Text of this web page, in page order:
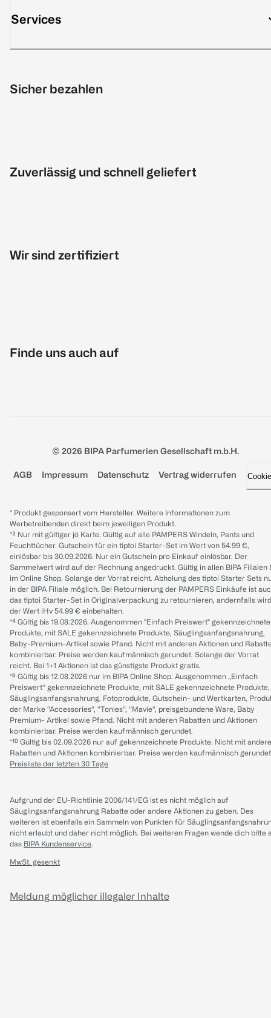
Services
Sicher bezahlen
Zuverlässig und schnell geliefert
Wir sind zertifiziert
Finde uns auch auf
© 2026 BIPA Parfumerien Gesellschaft m.b.H.
AGB Impressum Datenschutz Vertrag widerrufen
* Produkt gesponsert vom Hersteller. Weitere Informationen zum
Werbetreibenden direkt beim jeweiligen Produkt.
*³ Nur mit gültiger jö Karte. Gültig auf alle PAMPERS Windeln, Pants und
Feuchttücher. Gutschein für ein tiptoi Starter-Set im Wert von 54.99 €,
einlösbar bis 30.09.2026. Nur ein Gutschein pro Einkauf einlösbar. Der
Sammelwert wird auf der Rechnung angedruckt. Gültig in allen BIPA Filialen
im Online Shop. Solange der Vorrat reicht. Abholung des tiptoi Starter Sets
in der BIPA Filiale möglich. Bei Retournierung der PAMPERS Einkäufe ist
das tiptoi Starter-Set in Originalverpackung zu retournieren, andernfalls wird
der Wert iHv 54.99 € einbehalten.
*⁴ Gültig bis 19.08.2026. Ausgenommen "Einfach Preiswert" gekennzeichnete
Produkte, mit SALE gekennzeichnete Produkte, Säuglingsanfangsnahrung,
Baby-Premium-Artikel sowie Pfand. Nicht mit anderen Aktionen und
kombinierbar. Preise werden kaufmännisch gerundet. Solange der Vorrat
reicht. Bei 1+1 Aktionen ist das günstigste Produkt gratis.
*⁸ Gültig bis 12.08.2026 nur im BIPA Online Shop. Ausgenommen „Einfach
Preiswert“ gekennzeichnete Produkte, mit SALE gekennzeichnete Produkte,
Säuglingsanfangsnahrung, Fotoprodukte, Gutschein- und Wertkarten,
der Marke “Accessories“, “Tonies“, “Mavie“, preisgebundene Ware, Baby
Premium- Artikel sowie Pfand. Nicht mit anderen Rabatten und Aktionen
kombinierbar. Preise werden kaufmännisch gerundet.
*¹⁰ Gültig bis 02.09.2026 nur auf gekennzeichnete Produkte. Nicht mit
Rabatten und Aktionen kombinierbar. Preise werden kaufmännisch
Preisliste der letzten 30 Tage
Aufgrund der EU-Richtlinie 2006/141/EG ist es nicht möglich auf
Säuglingsanfangsnahrung Rabatte oder andere Aktionen zu geben. Des
weiteren ist ebenfalls ein Sammeln von Punkten für
nicht erlaubt und daher nicht möglich. Bei weiteren Fragen wende dich bitte
das BIPA Kundenservice.
MwSt. gesenkt
Meldung möglicher illegaler Inhalte